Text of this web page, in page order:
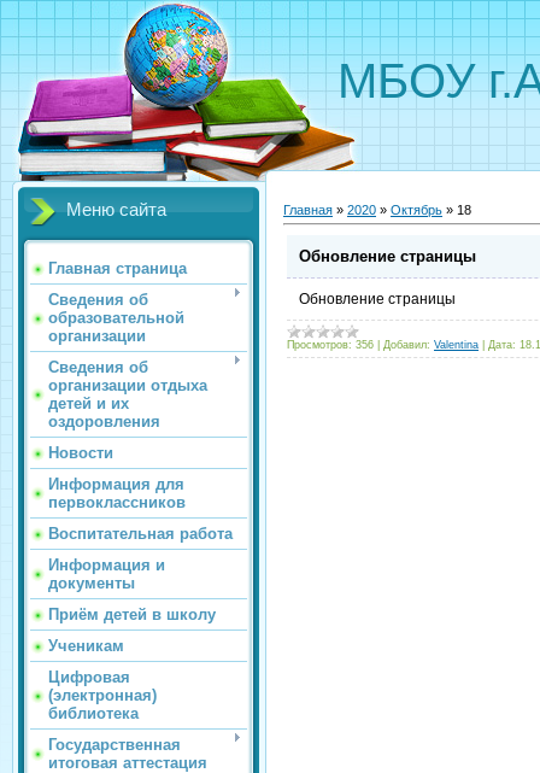
МБОУ
Меню сайта
Главная страница
Сведения об
образовательной
организации
Сведения об
организации отдыха
детей и их
оздоровления
Новости
Информация для
первоклассников
Воспитательная работа
Информация и
документы
Приём детей в школу
Ученикам
Цифровая
(электронная)
библиотека
Государственная
итоговая аттестация
Главная » 2020 » Октябрь » 18
Обновление страницы
Обновление страницы
Просмотров: 356 Добавил: Valentina Дата: